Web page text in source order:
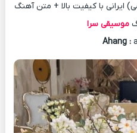
با کیفیت بالا + متن آهنگ
موسیقی سرا
Ahang :